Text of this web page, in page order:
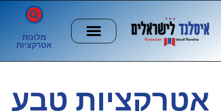
מלונות
אטרקציות
אטרקציות טבע